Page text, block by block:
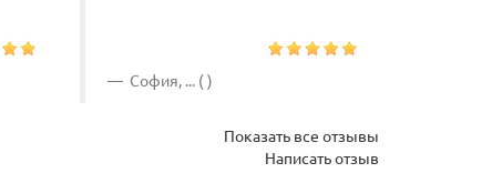
София, ... ( )
Показать все отзывы
Написать отзыв